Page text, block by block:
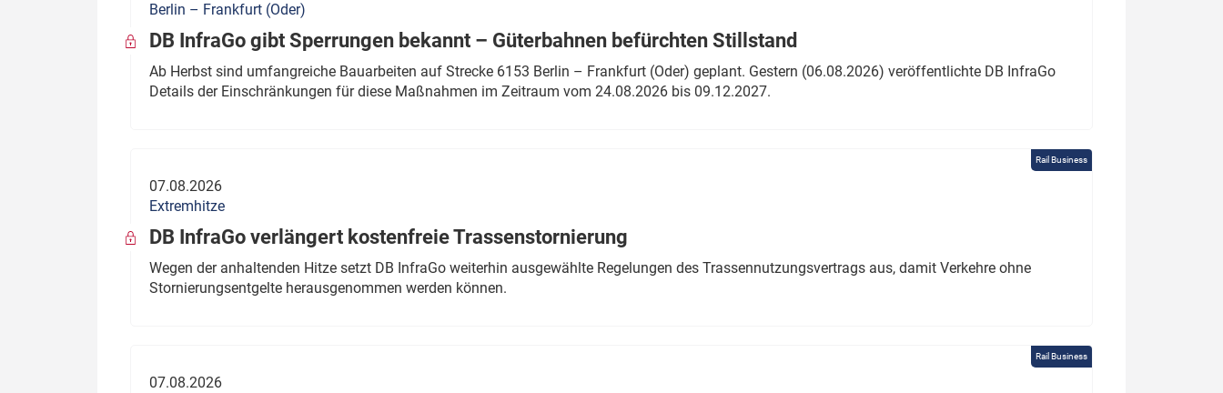
Berlin – Frankfurt (Oder)
DB InfraGo gibt Sperrungen bekannt – Güterbahnen befürchten Stillstand
Ab Herbst sind umfangreiche Bauarbeiten auf Strecke 6153 Berlin – Frankfurt (Oder) geplant. Gestern (06.08.2026) veröffentlichte DB InfraGo
Details der Einschränkungen für diese Maßnahmen im Zeitraum vom 24.08.2026 bis 09.12.2027.
Rail Business
07.08.2026
Extremhitze
DB InfraGo verlängert kostenfreie Trassenstornierung
Wegen der anhaltenden Hitze setzt DB InfraGo weiterhin ausgewählte Regelungen des Trassennutzungsvertrags aus, damit Verkehre ohne
Stornierungsentgelte herausgenommen werden können.
Rail Business
07.08.2026